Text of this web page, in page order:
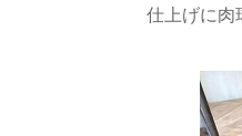
仕上げに肉